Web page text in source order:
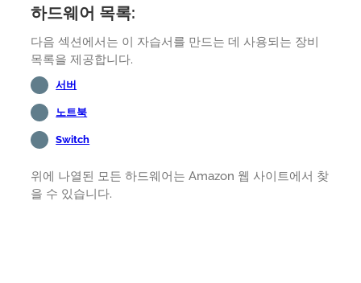
하드웨어 목록:
다음 섹션에서는 이 자습서를 만드는 데 사용되는 장비
목록을 제공합니다.
서버
노트북
Switch
위에 나열된 모든 하드웨어는 Amazon 웹 사이트에서 찾
을 수 있습니다.